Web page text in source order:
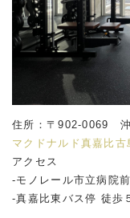
住所：〒902-0069
マクドナルド真嘉比古
アクセス
-モノレール市立病院
-真嘉比東バス停 徒歩